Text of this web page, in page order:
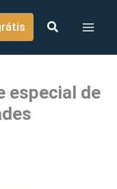
especial de